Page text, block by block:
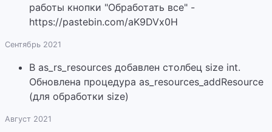
работы кнопки "Обработать все" -
https://pastebin.com/aK9DVx0H
Сентябрь 2021
В as_rs_resources добавлен столбец size int.
Обновлена процедура as_resources_addResource
(для обработки size)
Август 2021